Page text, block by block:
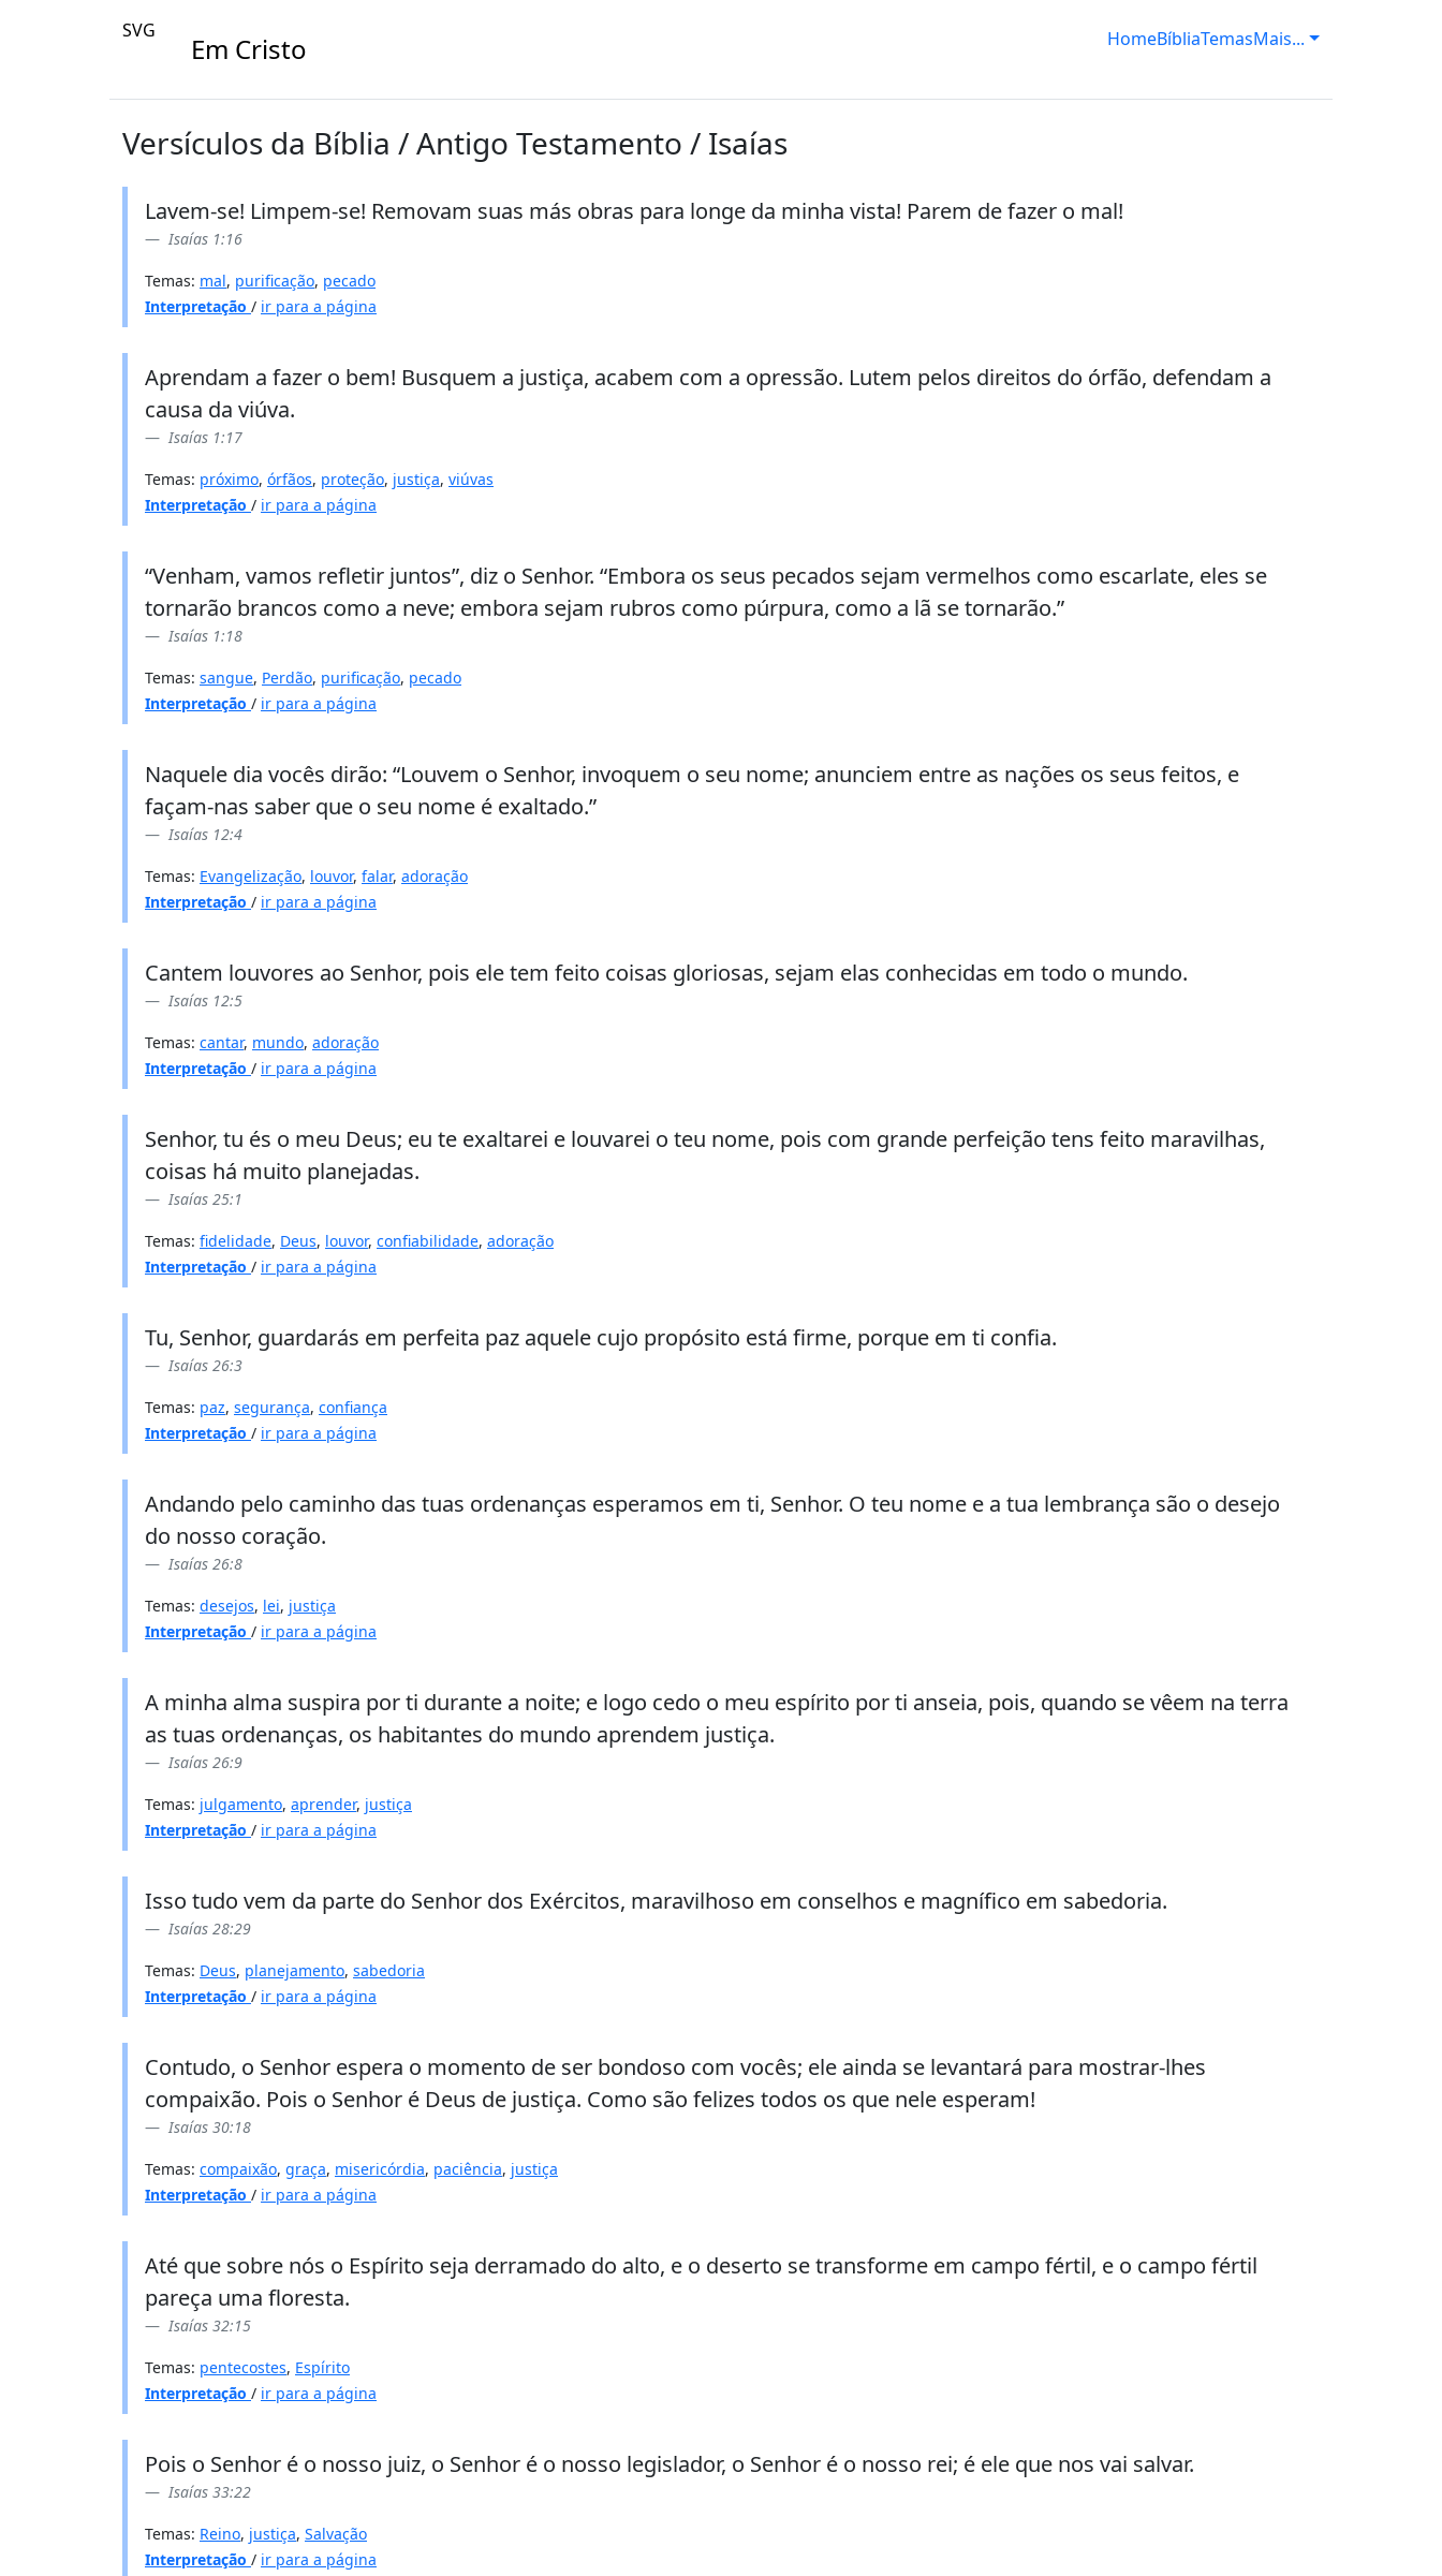
SVG
Em Cristo HomeBíbliaTemasMais...
Versículos da Bíblia / Antigo Testamento / Isaías
Lavem-se! Limpem-se! Removam suas más obras para longe da minha vista! Parem de fazer o mal!
Isaías 1:16
Temas: mal, purificação, pecado
Interpretação / ir para a página
Aprendam a fazer o bem! Busquem a justiça, acabem com a opressão. Lutem pelos direitos do órfão, defendam a
causa da viúva.
Isaías 1:17
Temas: próximo, órfãos, proteção, justiça, viúvas
Interpretação / ir para a página
“Venham, vamos refletir juntos”, diz o Senhor. “Embora os seus pecados sejam vermelhos como escarlate, eles se
tornarão brancos como a neve; embora sejam rubros como púrpura, como a lã se tornarão.”
Isaías 1:18
Temas: sangue, Perdão, purificação, pecado
Interpretação / ir para a página
Naquele dia vocês dirão: “Louvem o Senhor, invoquem o seu nome; anunciem entre as nações os seus feitos, e
façam-nas saber que o seu nome é exaltado.”
Isaías 12:4
Temas: Evangelização, louvor, falar, adoração
Interpretação / ir para a página
Cantem louvores ao Senhor, pois ele tem feito coisas gloriosas, sejam elas conhecidas em todo o mundo.
Isaías 12:5
Temas: cantar, mundo, adoração
Interpretação / ir para a página
Senhor, tu és o meu Deus; eu te exaltarei e louvarei o teu nome, pois com grande perfeição tens feito maravilhas,
coisas há muito planejadas.
Isaías 25:1
Temas: fidelidade, Deus, louvor, confiabilidade, adoração
Interpretação / ir para a página
Tu, Senhor, guardarás em perfeita paz aquele cujo propósito está firme, porque em ti confia.
Isaías 26:3
Temas: paz, segurança, confiança
Interpretação / ir para a página
Andando pelo caminho das tuas ordenanças esperamos em ti, Senhor. O teu nome e a tua lembrança são o desejo
do nosso coração.
Isaías 26:8
Temas: desejos, lei, justiça
Interpretação / ir para a página
A minha alma suspira por ti durante a noite; e logo cedo o meu espírito por ti anseia, pois, quando se vêem na terra
as tuas ordenanças, os habitantes do mundo aprendem justiça.
Isaías 26:9
Temas: julgamento, aprender, justiça
Interpretação / ir para a página
Isso tudo vem da parte do Senhor dos Exércitos, maravilhoso em conselhos e magnífico em sabedoria.
Isaías 28:29
Temas: Deus, planejamento, sabedoria
Interpretação / ir para a página
Contudo, o Senhor espera o momento de ser bondoso com vocês; ele ainda se levantará para mostrar-lhes
compaixão. Pois o Senhor é Deus de justiça. Como são felizes todos os que nele esperam!
Isaías 30:18
Temas: compaixão, graça, misericórdia, paciência, justiça
Interpretação / ir para a página
Até que sobre nós o Espírito seja derramado do alto, e o deserto se transforme em campo fértil, e o campo fértil
pareça uma floresta.
Isaías 32:15
Temas: pentecostes, Espírito
Interpretação / ir para a página
Pois o Senhor é o nosso juiz, o Senhor é o nosso legislador, o Senhor é o nosso rei; é ele que nos vai salvar.
Isaías 33:22
Temas: Reino, justiça, Salvação
Interpretação / ir para a página